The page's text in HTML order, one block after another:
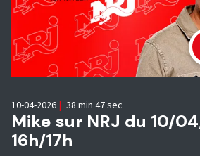
Mike sur NRJ du 10/
16h/17h
10-04-2026 | 38 min 47 sec